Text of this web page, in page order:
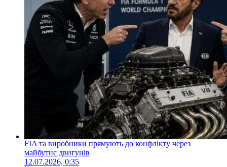
FIA та виробники прямують до конфлікту через
майбутнє двигунів
12.07.2026, 0:35